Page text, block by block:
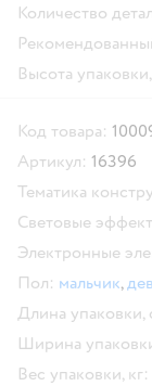
Количество
Высота
Код товара:
Артикул: 16396
Тематика
Световые
Электронные
Пол: мальчик,
Длина упаковки,
Ширина
Вес упаковки, кг: